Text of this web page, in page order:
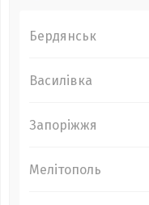
Бердянськ
Василівка
Запоріжжя
Мелітополь